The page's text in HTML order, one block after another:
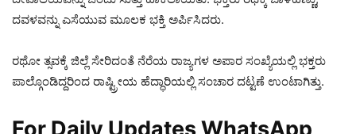
ದವಳವನ್ನು ಎಸೆಯುವ ಮೂಲಕ ಭಕ್ತಿ ಅರ್ಪಿಸಿದರು.
ರಥೋ ತ್ಸವಕ್ಕೆ ಜಿಲ್ಲೆ ಸೇರಿದಂತೆ ನೆರೆಯ ರಾಜ್ಯಗಳ ಅಪಾರ ಸಂಖ್ಯೆಯಲ್ಲಿ ಭಕ್ತರು
ಪಾಲ್ಗೊಂಡಿದ್ದರಿಂದ ರಾಷ್ಟ್ರೀಯ ಹೆದ್ಧಾರಿಯಲ್ಲಿ ಸಂಚಾರ ದಟ್ಟಣೆ ಉಂಟಾಗಿತ್ತು.
For Daily Updates WhatsApp